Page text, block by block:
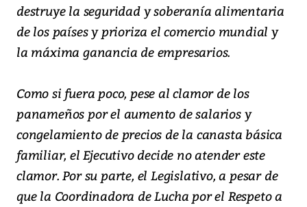
destruye la seguridad y soberanía alimentaria
de los países y prioriza el comercio mundial y
la máxima ganancia de empresarios.
Como si fuera poco, pese al clamor de los
panameños por el aumento de salarios y
congelamiento de precios de la canasta básica
familiar, el Ejecutivo decide no atender este
clamor. Por su parte, el Legislativo, a pesar de
que la Coordinadora de Lucha por el Respeto a